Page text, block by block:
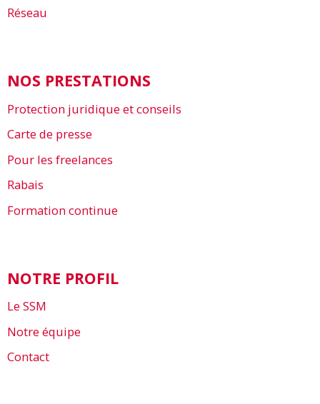
Réseau
NOS PRESTATIONS
Protection juridique et conseils
Carte de presse
Pour les freelances
Rabais
Formation continue
NOTRE PROFIL
Le SSM
Notre équipe
Contact